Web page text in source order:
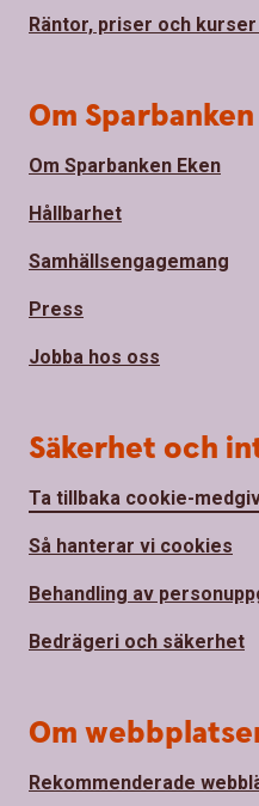
Räntor, priser och
Om
Om Sparbanken Eken
Hållbarhet
Samhällsengagemang
Press
Jobba hos oss
Säkerhet och
Ta tillbaka cookie-
Så hanterar vi cookies
Behandling av
Bedrägeri och säkerhet
Om
Rekommenderade